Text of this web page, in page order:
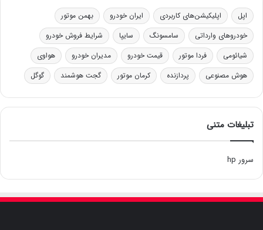
اپل اپلیکیشن‌های کاربردی ایران خودرو
بهمن موتور
خودروهای وارداتی
سامسونگ سایپا
شرایط فروش خودرو
شیائومی
فردا موتور قیمت خودرو مدیران خودرو
هواوی
هوش مصنوعی
پردازنده کرمان موتور گجت هوشمند گوگل
تبلیغات متنی
سرور hp